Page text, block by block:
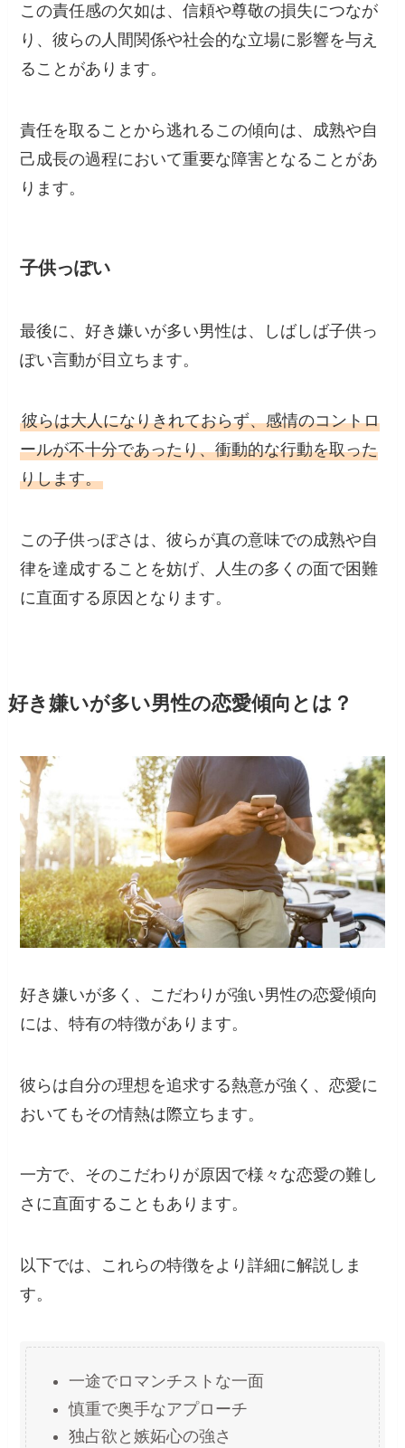
この責任感の欠如は、信頼や尊敬の損失につなが
り、彼らの人間関係や社会的な立場に影響を与え
ることがあります。
責任を取ることから逃れるこの傾向は、成熟や自
己成長の過程において重要な障害となることがあ
ります。
子供っぽい
最後に、好き嫌いが多い男性は、しばしば子供っ
ぽい言動が目立ちます。
彼らは大人になりきれておらず、感情のコントロ
ールが不十分であったり、衝動的な行動を取った
りします。
この子供っぽさは、彼らが真の意味での成熟や自
律を達成することを妨げ、人生の多くの面で困難
に直面する原因となります。
好き嫌いが多い男性の恋愛傾向とは？
好き嫌いが多く、こだわりが強い男性の恋愛傾向
には、特有の特徴があります。
彼らは自分の理想を追求する熱意が強く、恋愛に
おいてもその情熱は際立ちます。
一方で、そのこだわりが原因で様々な恋愛の難し
さに直面することもあります。
以下では、これらの特徴をより詳細に解説しま
す。
一途でロマンチストな一面
慎重で奥手なアプローチ
独占欲と嫉妬心の強さ